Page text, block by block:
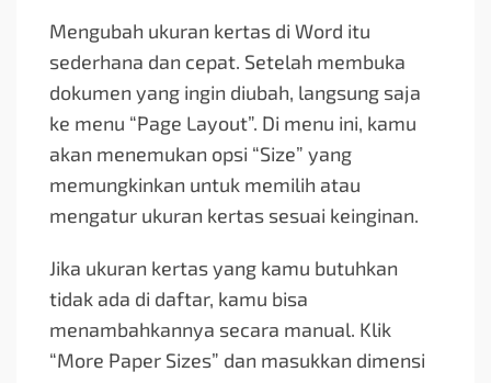
Mengubah ukuran kertas di Word itu
sederhana dan cepat. Setelah membuka
dokumen yang ingin diubah, langsung saja
ke menu “Page Layout”. Di menu ini, kamu
akan menemukan opsi “Size” yang
memungkinkan untuk memilih atau
mengatur ukuran kertas sesuai keinginan.
Jika ukuran kertas yang kamu butuhkan
tidak ada di daftar, kamu bisa
menambahkannya secara manual. Klik
“More Paper Sizes” dan masukkan dimensi